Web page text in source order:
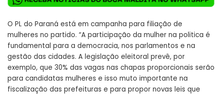
O PL do Paraná está em campanha para filiação de
mulheres no partido. “A participação da mulher na politica é
fundamental para a democracia, nos parlamentos e na
gestão das cidades. A legislação eleitoral prevê, por
exemplo, que 30% das vagas nas chapas proporcionais serão
para candidatas mulheres e isso muto importante na
fiscalização das prefeituras e para propor novas leis que